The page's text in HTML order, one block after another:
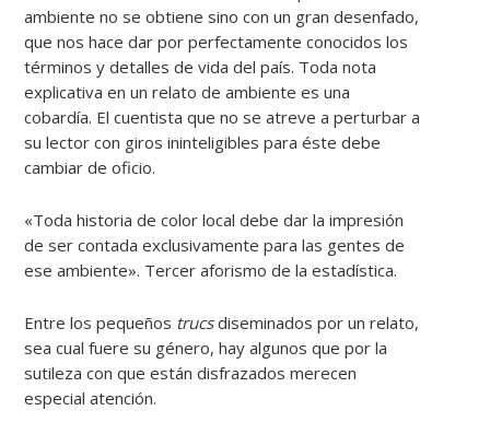
ambiente no se obtiene sino con un gran desenfado,
que nos hace dar por perfectamente conocidos los
términos y detalles de vida del país. Toda nota
explicativa en un relato de ambiente es una
cobardía. El cuentista que no se atreve a perturbar a
su lector con giros ininteligibles para éste debe
cambiar de oficio.
«Toda historia de color local debe dar la impresión
de ser contada exclusivamente para las gentes de
ese ambiente». Tercer aforismo de la estadística.
Entre los pequeños trucsdiseminados por un relato,
sea cual fuere su género, hay algunos que por la
sutileza con que están disfrazados merecen
especial atención.